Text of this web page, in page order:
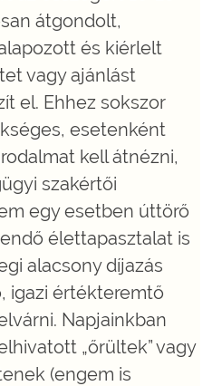
átgondolt,
és kiérlelt
vagy ajánlást
el. Ehhez sokszor
esetenként
kell átnézni,
szakértői
egy esetben úttörő
élettapasztalat is
alacsony díjazás
igazi értékteremtő
Napjainkban
„őrültek” vagy
(engem is